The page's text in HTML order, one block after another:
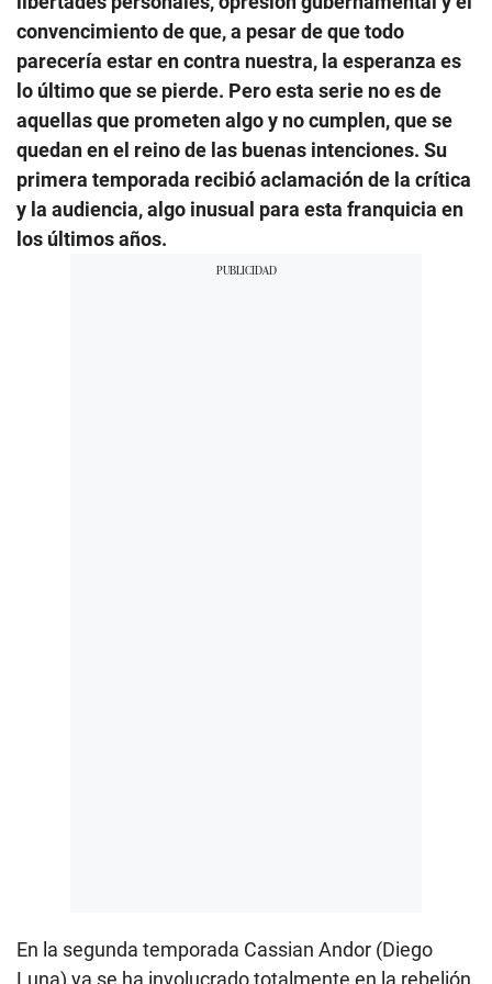
convencimiento de que, a pesar de que todo
parecería estar en contra nuestra, la esperanza es
lo último que se pierde. Pero esta serie no es de
aquellas que prometen algo y no cumplen, que se
quedan en el reino de las buenas intenciones. Su
primera temporada recibió aclamación de la crítica
y la audiencia, algo inusual para esta franquicia en
los últimos años.
En la segunda temporada Cassian Andor (Diego
Luna) ya se ha involucrado totalmente en la rebelión